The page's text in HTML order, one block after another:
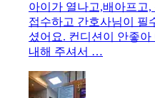
아이가 열나고,배아프고
접수하고 간호사님이 필
셨어요. 컨디션이 안좋
내해 주셔서 …